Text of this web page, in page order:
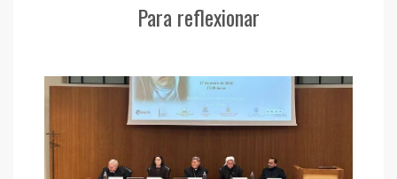
Para reflexionar